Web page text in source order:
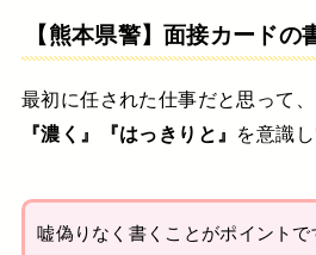
【熊本県警】面接カードの
最初に任された仕事だと思って、
『濃く』『はっきりと』 を意識
嘘偽りなく書くことがポイントで